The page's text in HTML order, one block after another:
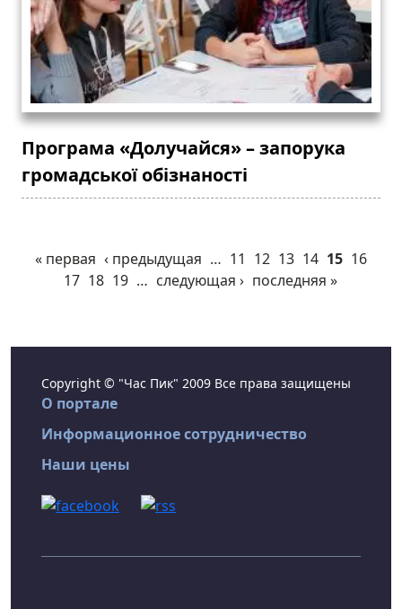
Програма «Долучайся» – запорука
громадської обізнаності
« первая ‹ предыдущая … 11 12 13 14 15 16
17 18 19 … следующая › последняя »
Copyright © "Час Пик" 2009 Все права защищены
О портале
Информационное сотрудничество
Наши цены